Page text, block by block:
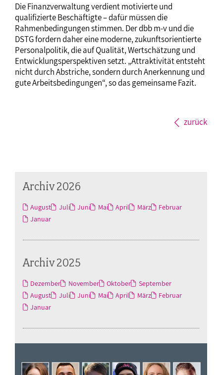
Die Finanzverwaltung verdient motivierte und
qualifizierte Beschäftigte – dafür müssen die
Rahmenbedingungen stimmen. Der dbb m-v und die
DSTG fordern daher eine moderne, zukunftsorientierte
Personalpolitik, die auf Qualität, Wertschätzung und
Entwicklungsperspektiven setzt. „Attraktivität entsteht
nicht durch Abstriche, sondern durch Anerkennung und
gute Arbeitsbedingungen“, so das gemeinsame Fazit.
zurück
Archiv 2026
August Juli Juni Mai April März
Februar
Januar
Archiv 2025
Dezember November Oktober
September
August
Juli Juni Mai April März
Februar
Januar